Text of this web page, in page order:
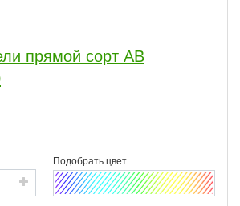
прямой сорт АВ